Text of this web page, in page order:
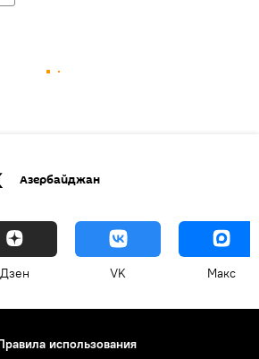
Азербайджан
Дзен VK Макс
использования